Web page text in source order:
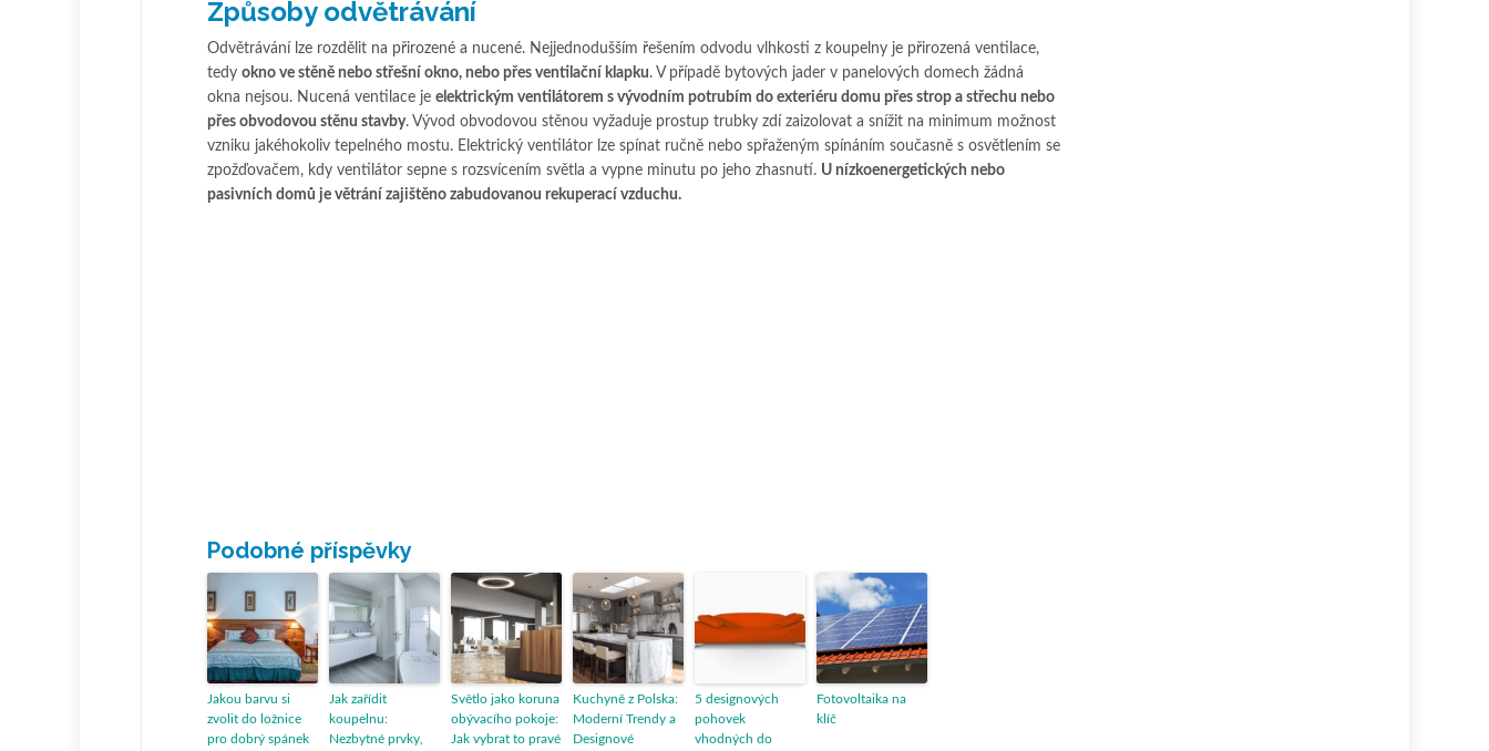
Způsoby odvětrávání
Odvětrávání lze rozdělit na přirozené a nucené. Nejjednodušším řešením odvodu vlhkosti z koupelny je přirozená ventilace,
tedy okno ve stěně nebo střešní okno, nebo přes ventilační klapku. V případě bytových jader v panelových domech žádná
okna nejsou. Nucená ventilace je elektrickým ventilátorem s vývodním potrubím do exteriéru domu přes strop a střechu nebo
přes obvodovou stěnu stavby. Vývod obvodovou stěnou vyžaduje prostup trubky zdí zaizolovat a snížit na minimum možnost
vzniku jakéhokoliv tepelného mostu. Elektrický ventilátor lze spínat ručně nebo spřaženým spínáním současně s osvětlením se
zpožďovačem, kdy ventilátor sepne s rozsvícením světla a vypne minutu po jeho zhasnutí. U nízkoenergetických nebo
pasivních domů je větrání zajištěno zabudovanou rekuperací vzduchu.
Podobné příspěvky
Jakou barvu si
zvolit do ložnice
pro dobrý spánek
Jak zařídit
koupelnu:
Nezbytné prvky,
Světlo jako koruna
obývacího pokoje:
Jak vybrat to pravé
Kuchyně z Polska:
Moderní Trendy a
Designové
5 designových
pohovek
vhodných do
Fotovoltaika na
klíč